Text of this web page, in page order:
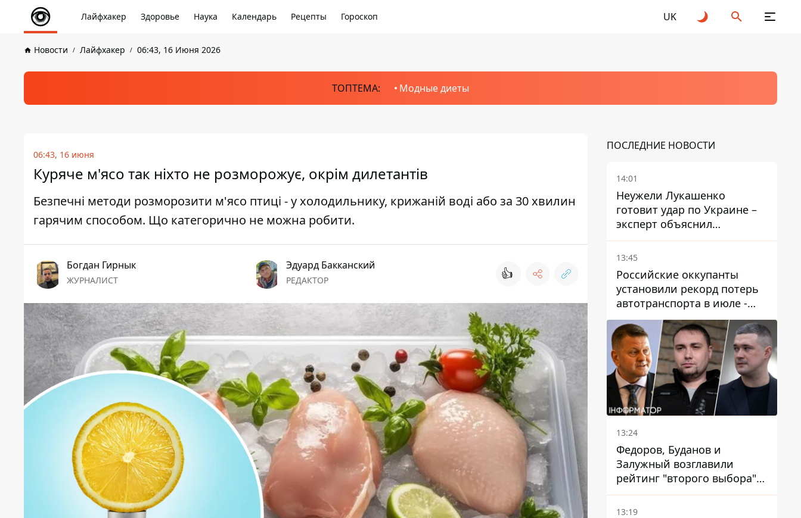
Лайфхакер Здоровье Наука Календарь Рецепты Гороскоп UK
Новости Лайфхакер 06:43, 16 Июня 2026
ТОПТЕМА: Модные диеты
06:43, 16 июня
Куряче м'ясо так ніхто не розморожує, окрім дилетантів
Безпечні методи розморозити м'ясо птиці - у холодильнику, крижаній воді або за 30 хвилин
гарячим способом. Що категорично не можна робити.
Богдан Гирнык
ЖУРНАЛИСТ
Эдуард Бакканский
РЕДАКТОР 👍
ПОСЛЕДНИЕ НОВОСТИ
14:01
Неужели Лукашенко
готовит удар по Украине –
эксперт объяснил
настоящее назначение
новой гомельской бригады
13:45
Российские оккупанты
установили рекорд потерь
автотранспорта в июле -
почти 14 тысяч единиц
13:24
Федоров, Буданов и
Залужный возглавили
рейтинг "второго выбора"
украинцев - опрос показал
альтернативные симпатии
13:19